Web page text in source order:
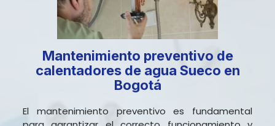
Mantenimiento preventivo de
calentadores de agua Sueco en
Bogotá
El mantenimiento preventivo es fundamental